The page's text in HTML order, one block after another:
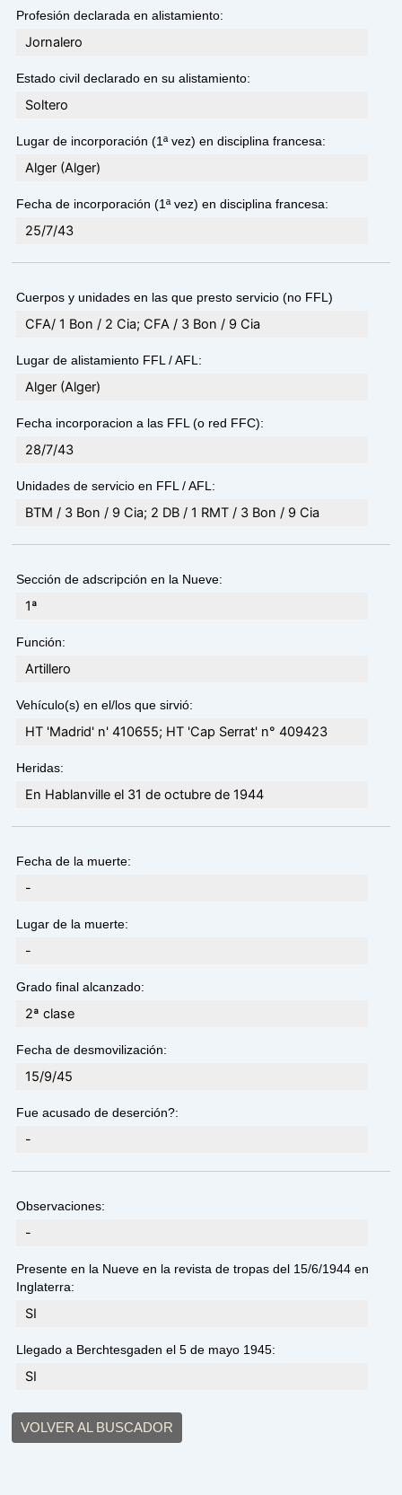
Profesión declarada en alistamiento:
Jornalero
Estado civil declarado en su alistamiento:
Soltero
Lugar de incorporación (1ª vez) en disciplina francesa:
Alger (Alger)
Fecha de incorporación (1ª vez) en disciplina francesa:
25/7/43
Cuerpos y unidades en las que presto servicio (no FFL)
CFA/ 1 Bon / 2 Cia; CFA / 3 Bon / 9 Cia
Lugar de alistamiento FFL / AFL:
Alger (Alger)
Fecha incorporacion a las FFL (o red FFC):
28/7/43
Unidades de servicio en FFL / AFL:
BTM / 3 Bon / 9 Cia; 2 DB / 1 RMT / 3 Bon / 9 Cia
Sección de adscripción en la Nueve:
1ª
Función:
Artillero
Vehículo(s) en el/los que sirvió:
HT 'Madrid' n' 410655; HT 'Cap Serrat' n° 409423
Heridas:
En Hablanville el 31 de octubre de 1944
Fecha de la muerte:
-
Lugar de la muerte:
-
Grado final alcanzado:
2ª clase
Fecha de desmovilización:
15/9/45
Fue acusado de deserción?:
-
Observaciones:
-
Presente en la Nueve en la revista de tropas del 15/6/1944 en
Inglaterra:
SI
Llegado a Berchtesgaden el 5 de mayo 1945:
SI
VOLVER AL BUSCADOR